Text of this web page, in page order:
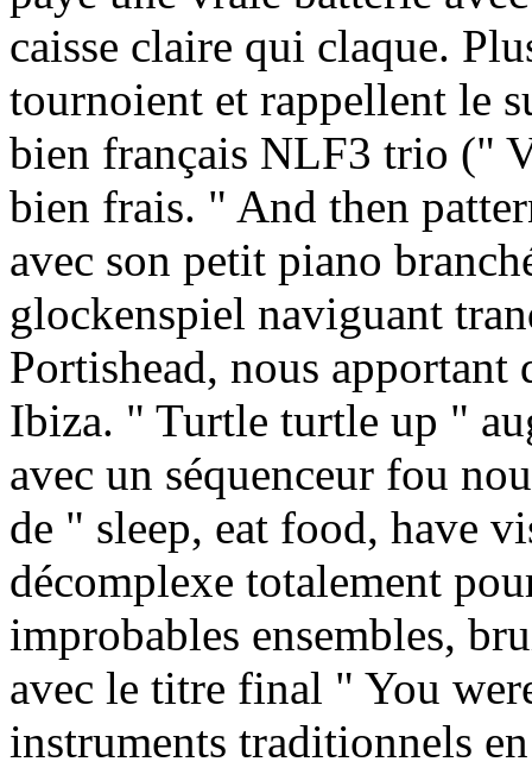
caisse claire qui claque.
tournoient et rappellent le
bien français NLF3 trio ("
bien frais. " And then
avec son petit piano
glockenspiel naviguant
Portishead, nous apportant
Ibiza. " Turtle turtle up "
avec un séquenceur fou
de " sleep, eat food, have
décomplexe totalement
improbables ensembles,
avec le titre final " You
instruments traditionnels